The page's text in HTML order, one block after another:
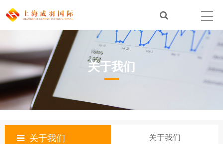
关于我们
关于我们 关于我们